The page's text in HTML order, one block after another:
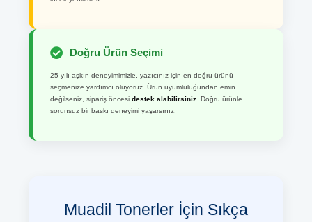
Doğru Ürün Seçimi
25 yılı aşkın deneyimimizle, yazıcınız için en doğru ürünü
seçmenize yardımcı oluyoruz. Ürün uyumluluğundan emin
değilseniz, sipariş öncesi destek alabilirsiniz. Doğru ürünle
sorunsuz bir baskı deneyimi yaşarsınız.
Muadil Tonerler İçin Sıkça